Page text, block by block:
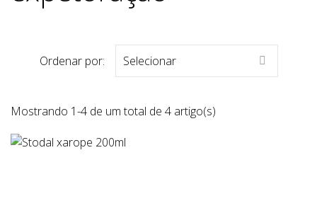
Ordenar por: Selecionar 
Mostrando 1-4 de um total de 4 artigo(s)